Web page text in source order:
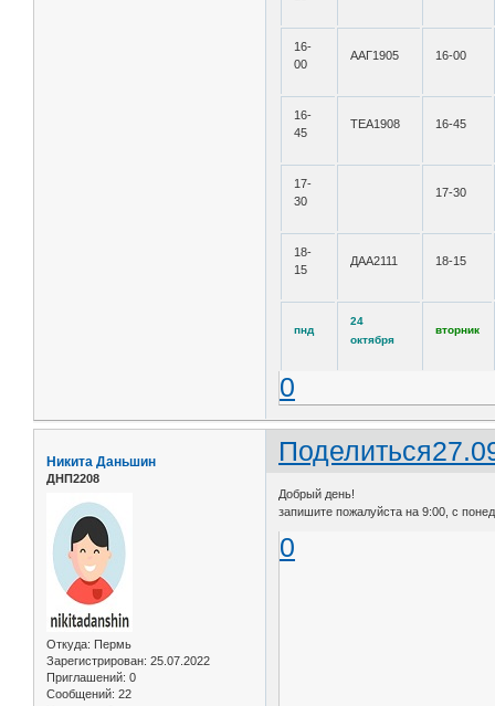
16-
00
ААГ1905 16-00
16-
45
ТЕА1908 16-45
17-
30
17-30
18-
15
ДАА2111 18-15
пнд
24
октября
вторник
0
Поделиться
Никита Даньшин
ДНП2208
Откуда: Пермь
Зарегистрирован: 25.07.2022
Приглашений: 0
Сообщений: 22
Добрый день!
запишите пожалуйста на 9:00, с
0